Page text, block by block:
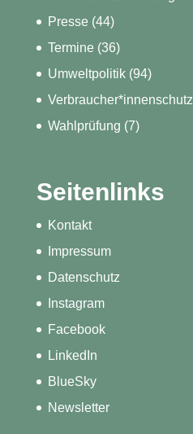
Presse(44)
Termine(36)
Umweltpolitik(94)
Verbraucher*innenschutz
Wahlprüfung (7)
Seitenlinks
Kontakt
Impressum
Datenschutz
Instagram
Facebook
LinkedIn
BlueSky
Newsletter